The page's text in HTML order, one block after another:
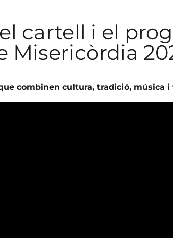
cartell i el
Misericòrdia
combinen cultura, tradició, música i